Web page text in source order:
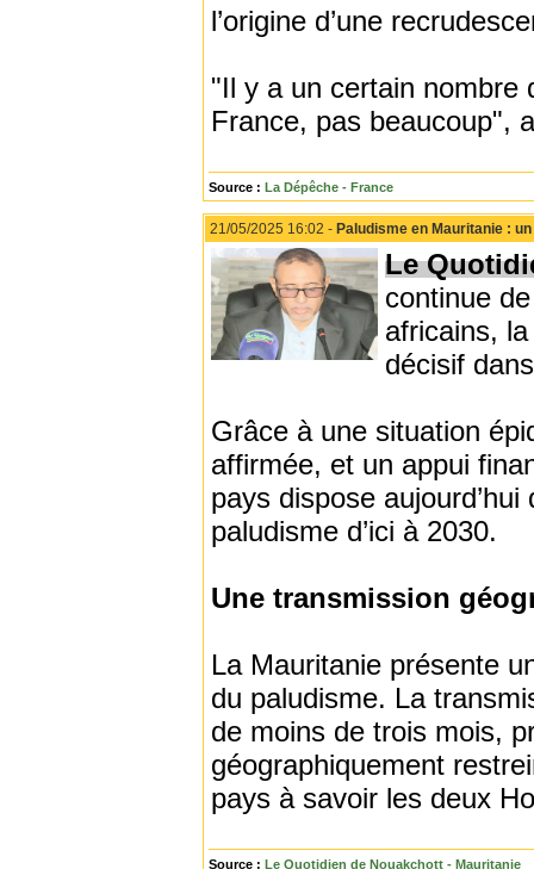
l’origine d’une
"Il y a un certain nombre
France, pas beaucoup",
Source : La Dépêche - France
21/05/2025 16:02 - Paludisme en Mauritanie :
Le
continue
africains,
décisif
Grâce à une situation
affirmée, et un appui
pays dispose
paludisme d’ici à 2030.
Une transmission
La Mauritanie présente
du paludisme. La
de moins de trois mois,
géographiquement
pays à savoir les deux
Source : Le Quotidien de Nouakchott - Mauritanie